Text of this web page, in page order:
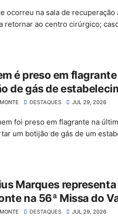
ocorreu na sala de
retornar ao centro cirúrgico;
é preso em
de gás de
José do Belmonte
DESTAQUES JUL 29, 2026
foi preso em flagrante na
um botijão de gás de um
Marques representa
na 56ª Missa do
do Grupo Rabo
DESTAQUES JUL 29, 2026